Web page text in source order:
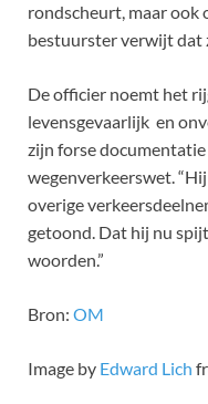
rondscheurt, maar ook
bestuurster verwijt dat
De officier noemt het
levensgevaarlijk en
zijn forse
wegenverkeerswet.
overige
getoond. Dat hij nu
woorden.”
Bron: OM
Image by Edward Lich